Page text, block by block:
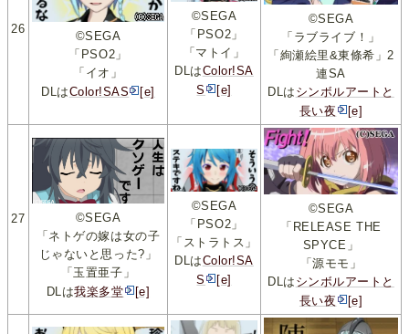
26
©SEGA
「PSO2」
「イオ」
DLはColor!SAS [e]
©SEGA
「PSO2」
「マトイ」
DLはColor!SA
S
[e]
©SEGA
「ラブライブ！」
「絢瀬絵里&東條希」2
連SA
DLは シンボルアートと
長い夜
[e]
27
©SEGA
「ネトゲの嫁は女の子
じゃないと思った?」
「玉置亜子」
DLは我楽多堂 [e]
©SEGA
「PSO2」
「ストラトス」
DLはColor!SA
S
[e]
©SEGA
「RELEASE THE
SPYCE」
「源モモ」
DLは シンボルアートと
長い夜
[e]